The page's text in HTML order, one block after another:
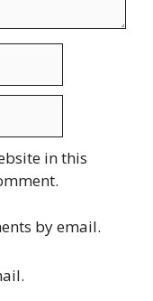
in this
by email.